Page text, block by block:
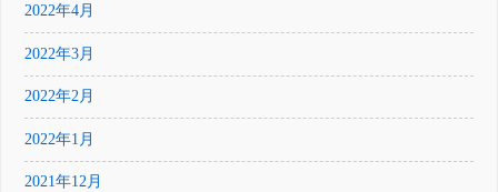
2022年4月
2022年3月
2022年2月
2022年1月
2021年12月